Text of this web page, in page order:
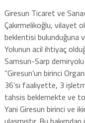
Giresun Ticaret ve
Çakırmelikoğlu, vilayet
beklentisi bulunduğuna
Yolunun acil ihtiyaç
Samsun-Sarp
“Giresun’un birinci
36’sı faaliyette, 3
tahsis beklemekte ve
Yani Giresun birinci ve